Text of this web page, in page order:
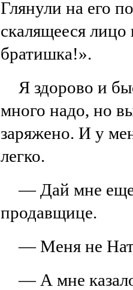
Глянули на его
скалящееся
братишка!».
Я здорово и
много надо, но
заряжено. И у
легко.
— Дай мне
продавщице.
— Меня не
— А мне